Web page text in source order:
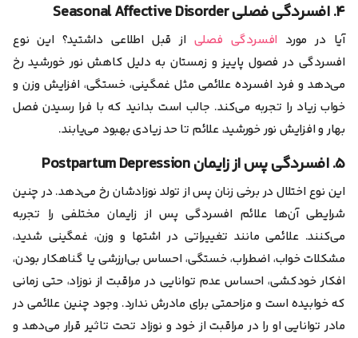
۴. افسردگی فصلی Seasonal Affective Disorder
آیا در مورد افسردگی فصلی از قبل اطلاعی داشتید؟ این نوع
افسردگی در فصول پاییز و زمستان به دلیل کاهش نور خورشید رخ
می‌دهد و فرد افسرده علائمی مثل غمگینی، خستگی، افزایش وزن و
خواب زیاد را تجربه می‌کند. جالب است بدانید که با فرا رسیدن فصل
بهار و افزایش نور خورشید، علائم تا حد زیادی بهبود می‌یابند.
۵. افسردگی پس از زایمان Postpartum Depression
این نوع اختلال در برخی زنان پس از تولد نوزادشان رخ می‌دهد. در چنین
شرایطی آن‌ها علائم افسردگی پس از زایمان مختلفی را تجربه
می‌کنند. علائمی مانند تغییراتی در اشتها و وزن، غمگینی شدید،
مشکلات خواب، اضطراب، خستگی، احساس بی‌ارزشی یا گناهکار بودن،
افکار خودکشی، احساس عدم توانایی در مراقبت از نوزاد، حتی زمانی
که خوابیده است و مزاحمتی برای مادرش ندارد. وجود چنین علائمی در
مادر توانایی او را در مراقبت از خود و نوزاد تحت تاثیر قرار می‌دهد و